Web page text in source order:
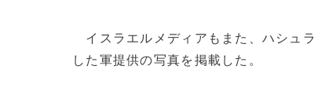
イスラエルメディアもまた、ハシュ
した軍提供の写真を掲載した。